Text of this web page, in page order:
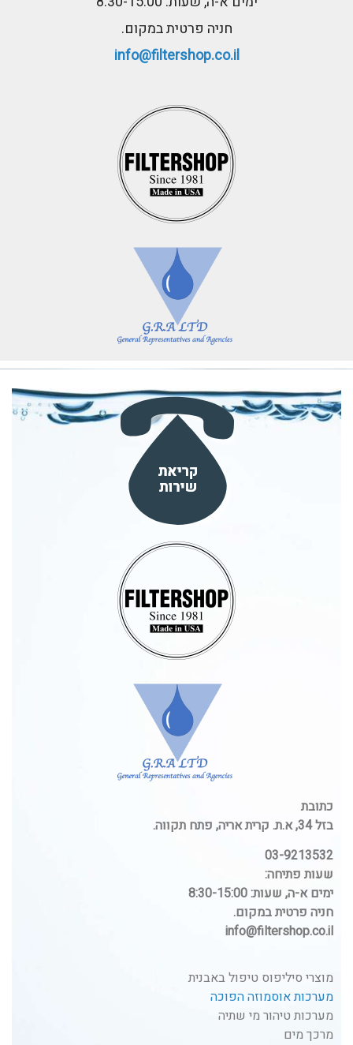
חניה פרטית במקום.
info@filtershop.co.il
כתובת
בזל 34, א.ת. קרית אריה, פתח תקווה.
03-9213532
שעות פתיחה:
ימים א-ה, שעות: 8:30-15:00
חניה פרטית במקום.
info@filtershop.co.il
מוצרי סיליפוס טיפול באבנית
מערכות אוסמוזה הפוכה
מערכות טיהור מי שתיה
מרכך מים